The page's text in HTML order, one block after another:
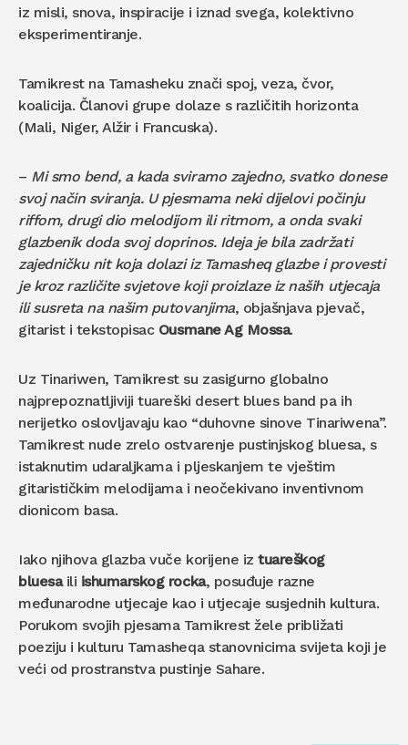
iz misli, snova, inspiracije i iznad svega, kolektivno
eksperimentiranje.
Tamikrest na Tamasheku znači spoj, veza, čvor,
koalicija. Članovi grupe dolaze s različitih horizonta
(Mali, Niger, Alžir i Francuska).
– Mi smo bend, a kada sviramo zajedno, svatko donese
svoj način sviranja. U pjesmama neki dijelovi počinju
riffom, drugi dio melodijom ili ritmom, a onda svaki
glazbenik doda svoj doprinos. Ideja je bila zadržati
zajedničku nit koja dolazi iz Tamasheq glazbe i provesti
je kroz različite svjetove koji proizlaze iz naših utjecaja
ili susreta na našim putovanjima, objašnjava pjevač,
gitarist i tekstopisac Ousmane Ag Mossa.
Uz Tinariwen, Tamikrest su zasigurno globalno
najprepoznatljiviji tuareški desert blues band pa ih
nerijetko oslovljavaju kao “duhovne sinove Tinariwena”.
Tamikrest nude zrelo ostvarenje pustinjskog bluesa, s
istaknutim udaraljkama i pljeskanjem te vještim
gitarističkim melodijama i neočekivano inventivnom
dionicom basa.
Iako njihova glazba vuče korijene iztuareškog
bluesaili ishumarskog rocka, posuđuje razne
međunarodne utjecaje kao i utjecaje susjednih kultura.
Porukom svojih pjesama Tamikrest žele približati
poeziju i kulturu Tamasheqa stanovnicima svijeta koji je
veći od prostranstva pustinje Sahare.